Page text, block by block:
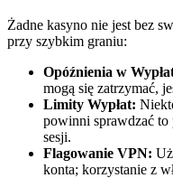
Żadne kasyno nie jest bez
przy szybkim graniu:
Opóźnienia w
mogą się zatrzymać,
Limity Wypłat:
powinni sprawdzać to
sesji.
Flagowanie VPN:
konta; korzystanie z